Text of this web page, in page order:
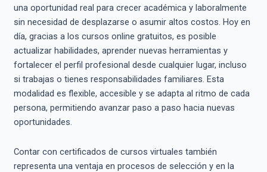
una oportunidad real para crecer académica y laboralmente
sin necesidad de desplazarse o asumir altos costos. Hoy en
día, gracias a los cursos online gratuitos, es posible
actualizar habilidades, aprender nuevas herramientas y
fortalecer el perfil profesional desde cualquier lugar, incluso
si trabajas o tienes responsabilidades familiares. Esta
modalidad es flexible, accesible y se adapta al ritmo de cada
persona, permitiendo avanzar paso a paso hacia nuevas
oportunidades.
Contar con certificados de cursos virtuales también
representa una ventaja en procesos de selección y en la